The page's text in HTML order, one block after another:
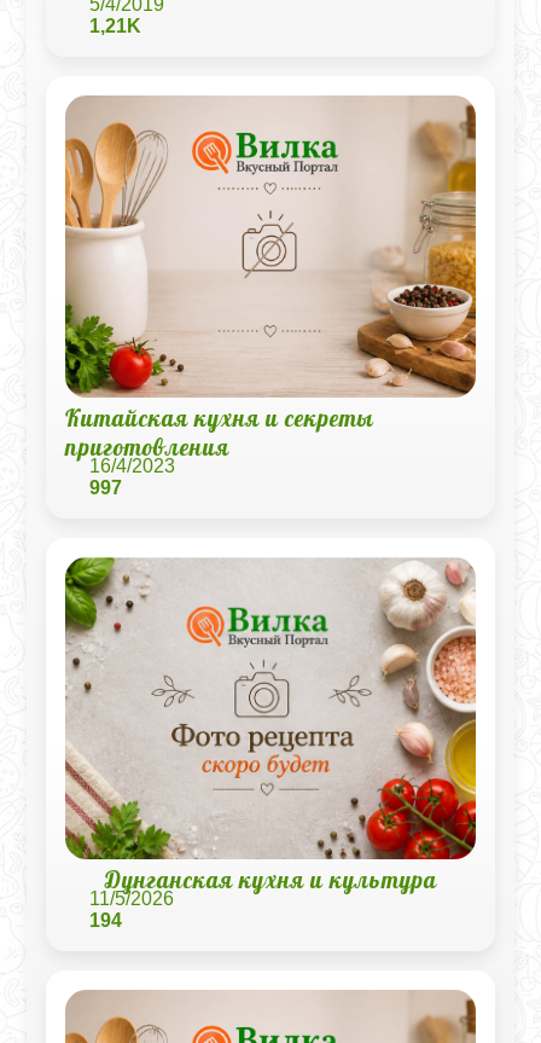
5/4/2019
1,21K
Китайская кухня и секреты
приготовления
16/4/2023
997
Дунганская кухня и культура
11/5/2026
194